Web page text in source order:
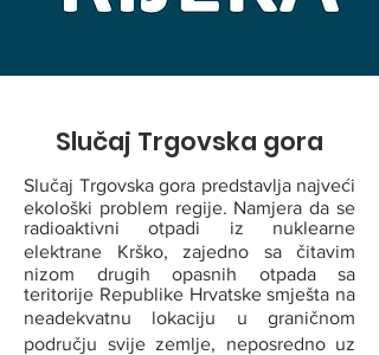
Slučaj Trgovska gora
Slučaj Trgovska gora predstavlja najveći
ekološki problem regije. Namjera da se
radioaktivni otpadi iz nuklearne
elektrane Krško, zajedno sa čitavim
nizom drugih opasnih otpada sa
teritorije Republike Hrvatske smješta na
neadekvatnu lokaciju u graničnom
području svije zemlje, neposredno uz